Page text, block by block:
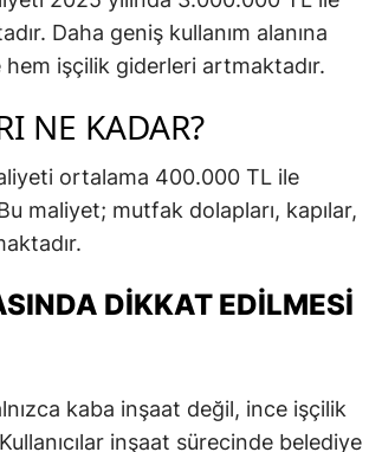
Daha geniş kullanım alanına
işçilik giderleri artmaktadır.
NE KADAR?
ortalama 400.000 TL ile
maliyet; mutfak dolapları, kapılar,
DIKKAT EDILMESI
kaba inşaat değil, ince işçilik
inşaat sürecinde belediye